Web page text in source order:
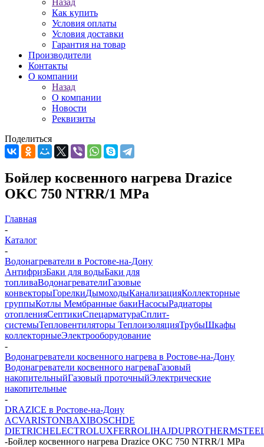
Назад
Как купить
Условия оплаты
Условия доставки
Гарантия на товар
Производители
Контакты
О компании
Назад
О компании
Новости
Реквизиты
Поделиться
Бойлер косвенного нагрева Drazice
OKC 750 NTRR/1 MPa
Главная
-
Каталог
-
Водонагреватели в Ростове-на-Дону
АнтифризБаки для водыБаки для
топливаВодонагревателиГазовые
конвекторыГорелкиДымоходыКанализацияКоллекторные
группыКотлы Мембранные бакиНасосыРадиаторы
отопленияСептикиСпецарматураСплит-
системыТепловентиляторы ТеплоизоляцияТрубыШкафы
коллекторныеЭлектрооборудование
-
Водонагреватели косвенного нагрева в Ростове-на-Дону
Водонагреватели косвенного нагреваГазовый
накопительныйГазовый проточныйЭлектрические
накопительные
-
DRAZICE в Ростове-на-Дону
ACVARISTONBAXIBOSCHDE
DIETRICHELECTROLUXFERROLIHAJDUPROTHERM
-Бойлер косвенного нагрева Drazice OKC 750 NTRR/1 MPa